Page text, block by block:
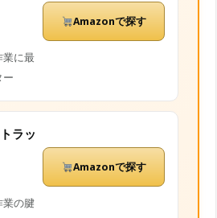
業に最
ー
Amazonで探す
ラッ
業の腱
Amazonで探す